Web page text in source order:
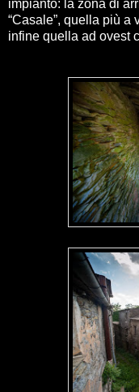
impianto: la zona di
“Casale”, quella più a
infine quella ad ovest